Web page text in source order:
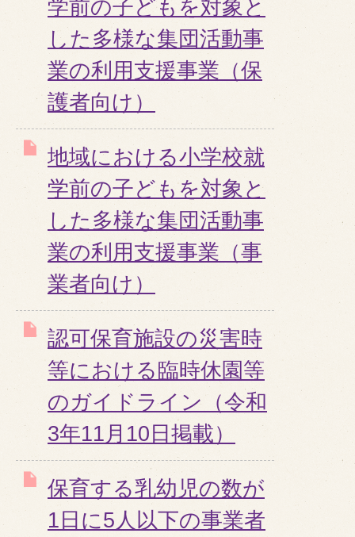
学前の子どもを対象と
した多様な集団活動事
業の利用支援事業（保
護者向け）
地域における小学校就
学前の子どもを対象と
した多様な集団活動事
業の利用支援事業（事
業者向け）
認可保育施設の災害時
等における臨時休園等
のガイドライン（令和
3年11月10日掲載）
保育する乳幼児の数が
1日に5人以下の事業者